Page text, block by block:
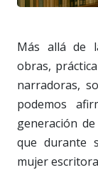
Más allá de
obras,
narradoras,
podemos
generación
que durante
mujer